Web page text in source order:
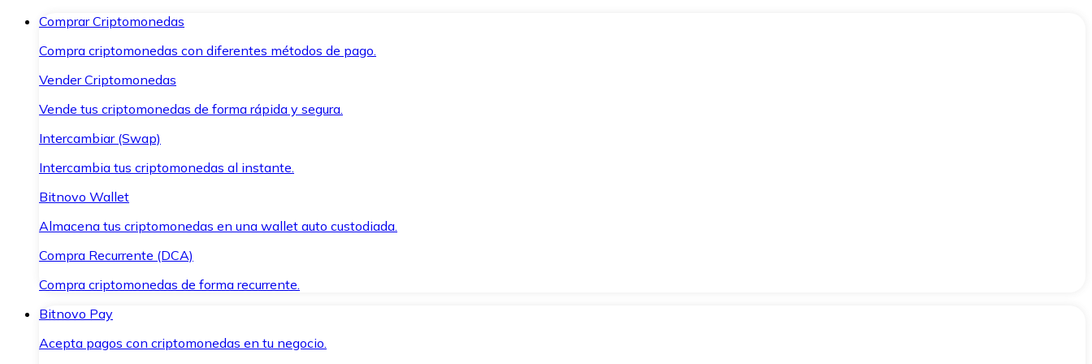
Comprar Criptomonedas
Compra criptomonedas con diferentes métodos de pago.
Vender Criptomonedas
Vende tus criptomonedas de forma rápida y segura.
Intercambiar (Swap)
Intercambia tus criptomonedas al instante.
Bitnovo Wallet
Almacena tus criptomonedas en una wallet auto custodiada.
Compra Recurrente (DCA)
Compra criptomonedas de forma recurrente.
Bitnovo Pay
Acepta pagos con criptomonedas en tu negocio.